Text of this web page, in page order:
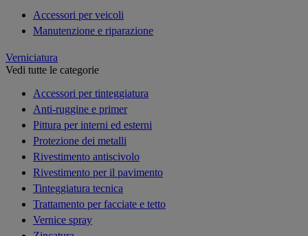
Accessori per veicoli
Manutenzione e riparazione
Verniciatura
Vedi tutte le categorie
Accessori per tinteggiatura
Anti-ruggine e primer
Pittura per interni ed esterni
Protezione dei metalli
Rivestimento antiscivolo
Rivestimento per il pavimento
Tinteggiatura tecnica
Trattamento per facciate e tetto
Vernice spray